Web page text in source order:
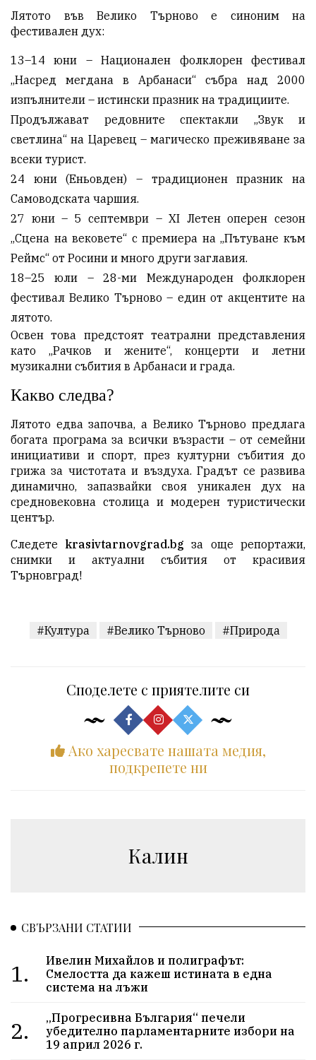
Лятото във Велико Търново е синоним на
фестивален дух:
13–14 юни – Национален фолклорен фестивал
„Насред мегдана в Арбанаси“ събра над 2000
изпълнители – истински празник на традициите.
Продължават редовните спектакли „Звук и
светлина“ на Царевец – магическо преживяване за
всеки турист.
24 юни (Еньовден) – традиционен празник на
Самоводската чаршия.
27 юни – 5 септември – XI Летен оперен сезон
„Сцена на вековете“ с премиера на „Пътуване към
Реймс“ от Росини и много други заглавия.
18–25 юли – 28-ми Международен фолклорен
фестивал Велико Търново – един от акцентите на
лятото.
Освен това предстоят театрални представления
като „Рачков и жените“, концерти и летни
музикални събития в Арбанаси и града.
Какво следва?
Лятото едва започва, а Велико Търново предлага
богата програма за всички възрасти – от семейни
инициативи и спорт, през културни събития до
грижа за чистотата и въздуха. Градът се развива
динамично, запазвайки своя уникален дух на
средновековна столица и модерен туристически
център.
Следете krasivtarnovgrad.bg за още репортажи,
снимки и актуални събития от красивия
Търновград!
#Култура #Велико Търново #Природа
Споделете с приятелите си
Ако харесвате нашата медия,
подкрепете ни
Калин
СВЪРЗАНИ СТАТИИ
1.
Ивелин Михайлов и полиграфът:
Смелостта да кажеш истината в една
система на лъжи
2.
„Прогресивна България“ печели
убедително парламентарните избори на
19 април 2026 г.